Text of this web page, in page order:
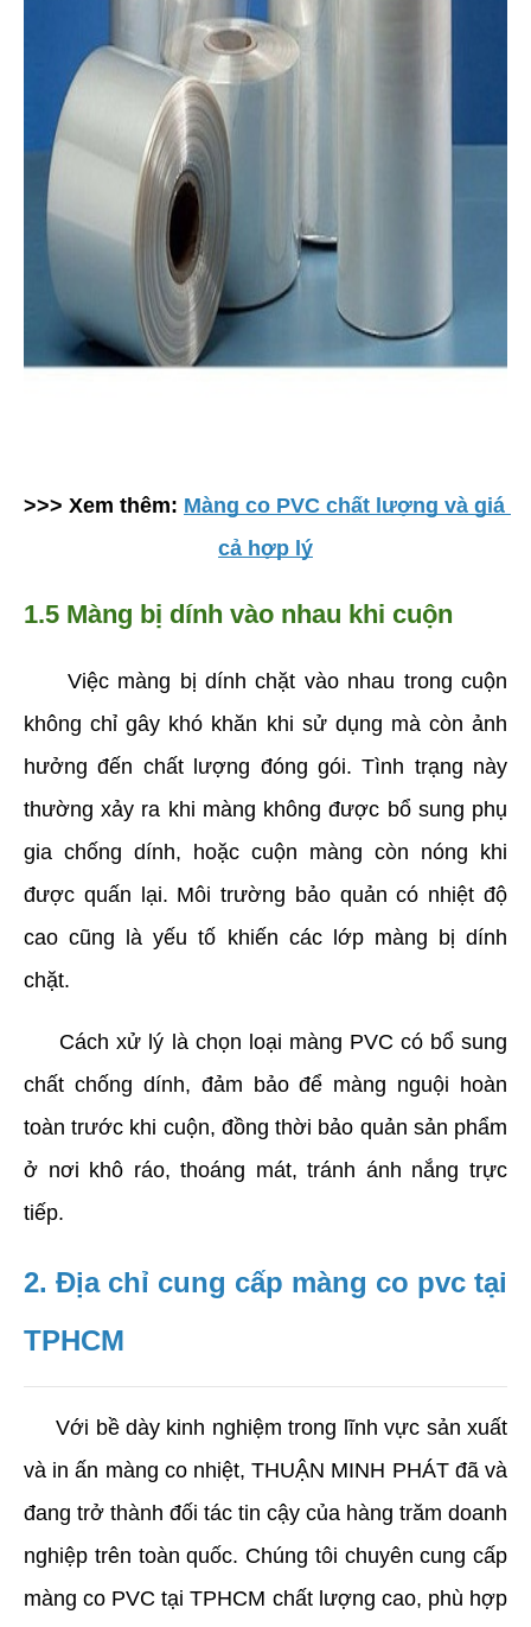
>>> Xem thêm: Màng co PVC chất lượng và giá
cả hợp lý
1.5 Màng bị dính vào nhau khi cuộn
Việc màng bị dính chặt vào nhau trong cuộn
không chỉ gây khó khăn khi sử dụng mà còn ảnh
hưởng đến chất lượng đóng gói. Tình trạng này
thường xảy ra khi màng không được bổ sung phụ
gia chống dính, hoặc cuộn màng còn nóng khi
được quấn lại. Môi trường bảo quản có nhiệt độ
cao cũng là yếu tố khiến các lớp màng bị dính
chặt.
Cách xử lý là chọn loại màng PVC có bổ sung
chất chống dính, đảm bảo để màng nguội hoàn
toàn trước khi cuộn, đồng thời bảo quản sản phẩm
ở nơi khô ráo, thoáng mát, tránh ánh nắng trực
tiếp.
2. Địa chỉ cung cấp màng co pvc tại
TPHCM
Với bề dày kinh nghiệm trong lĩnh vực sản xuất
và in ấn màng co nhiệt, THUẬN MINH PHÁT đã và
đang trở thành đối tác tin cậy của hàng trăm doanh
nghiệp trên toàn quốc. Chúng tôi chuyên cung cấp
màng co PVC tại TPHCM chất lượng cao, phù hợp